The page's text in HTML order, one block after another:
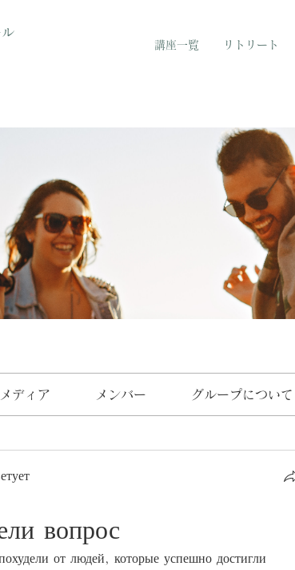
講座一覧 リトリート
メディア メンバー グループについて
вопрос
от людей, которые успешно достигли